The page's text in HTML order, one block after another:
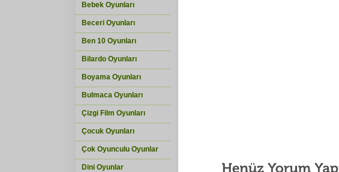
Bebek Oyunları
Beceri Oyunları
Ben 10 Oyunları
Bilardo Oyunları
Boyama Oyunları
Bulmaca Oyunları
Çizgi Film Oyunları
Çocuk Oyunları
Çok Oyunculu Oyunlar
Dini Oyunlar